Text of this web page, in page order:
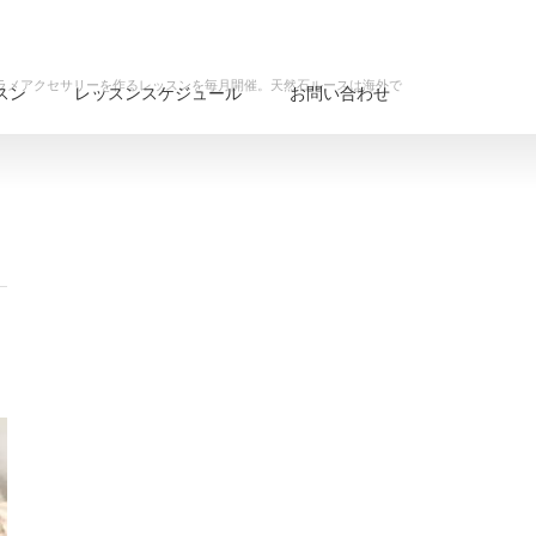
アクセサリーを作るレッスンを毎月開催。天然石ルースは海外で
ン レッスンスケジュール お問い合わせ